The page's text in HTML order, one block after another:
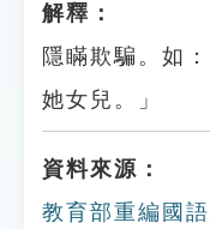
解釋：
隱瞞欺騙。如
她女兒。」
資料來源：
教育部重編國